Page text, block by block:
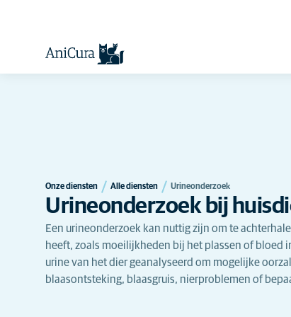
Onze diensten Alle diensten Urineonderzoek
Urineonderzoek bij
Een urineonderzoek kan nuttig zijn om te
heeft, zoals moeilijkheden bij het plassen of bloed
urine van het dier geanalyseerd om mogelijke
blaasontsteking, blaasgruis, nierproblemen of